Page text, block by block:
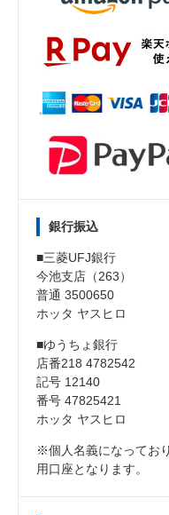
銀行振込
■三菱UFJ銀行
今池支店（263）
普通 3500650
ホッタ ヤスヒロ
■ゆうちょ銀行
店番218 4782542
記号 12140
番号 47825421
ホッタ ヤスヒロ
※個人名義になってお
用口座となります。